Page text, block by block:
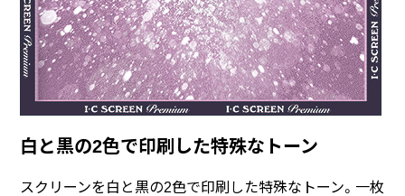
白と黒の2色で印刷した特殊なトーン
スクリーンを白と黒の2色で印刷した特殊なトーン。一枚